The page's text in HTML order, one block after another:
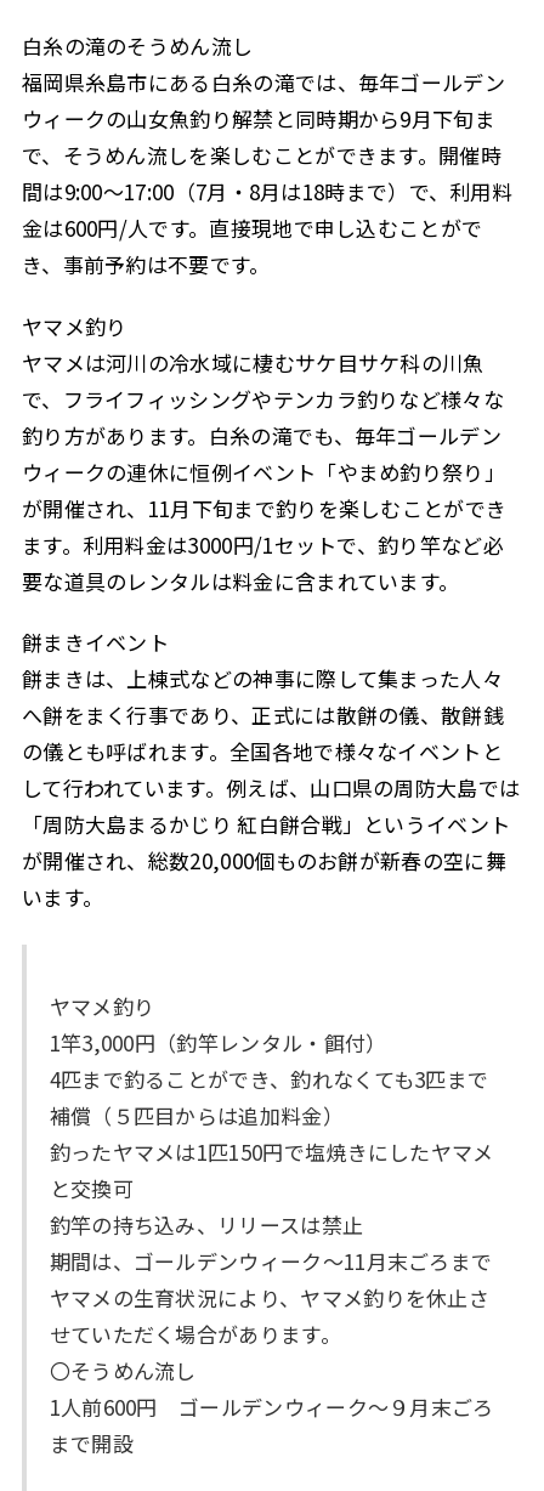
白糸の滝のそうめん流し
福岡県糸島市にある白糸の滝では、毎年ゴールデン
ウィークの山女魚釣り解禁と同時期から9月下旬ま
で、そうめん流しを楽しむことができます。開催時
間は9:00～17:00（7月・8月は18時まで）で、利用料
金は600円/人です。直接現地で申し込むことがで
き、事前予約は不要です。
ヤマメ釣り
ヤマメは河川の冷水域に棲むサケ目サケ科の川魚
で、フライフィッシングやテンカラ釣りなど様々な
釣り方があります。白糸の滝でも、毎年ゴールデン
ウィークの連休に恒例イベント「やまめ釣り祭り」
が開催され、11月下旬まで釣りを楽しむことができ
ます。利用料金は3000円/1セットで、釣り竿など必
要な道具のレンタルは料金に含まれています。
餅まきイベント
餅まきは、上棟式などの神事に際して集まった人々
へ餅をまく行事であり、正式には散餅の儀、散餅銭
の儀とも呼ばれます。全国各地で様々なイベントと
して行われています。例えば、山口県の周防大島では
「周防大島まるかじり 紅白餅合戦」というイベント
が開催され、総数20,000個ものお餅が新春の空に舞
います。
ヤマメ釣り
1竿3,000円（釣竿レンタル・餌付）
4匹まで釣ることができ、釣れなくても3匹まで
補償（５匹目からは追加料金）
釣ったヤマメは1匹150円で塩焼きにしたヤマメ
と交換可
釣竿の持ち込み、リリースは禁止
期間は、ゴールデンウィーク～11月末ごろまで
ヤマメの生育状況により、ヤマメ釣りを休止さ
せていただく場合があります。
〇そうめん流し
1人前600円 ゴールデンウィーク～９月末ごろ
まで開設